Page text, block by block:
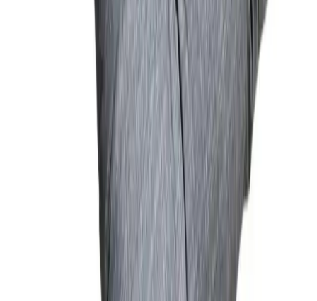
AYHANHOME ve Binnur Home Havlu Setleri
Karşılaştırması: Özellikler ve Seçim İpuçları
İki popüler havlu setinin detaylı karşılaştırması. Pamuk oranları,
boyutlar, kullanıcı memnuniyeti ve kullanım özellikleriyle en uygun